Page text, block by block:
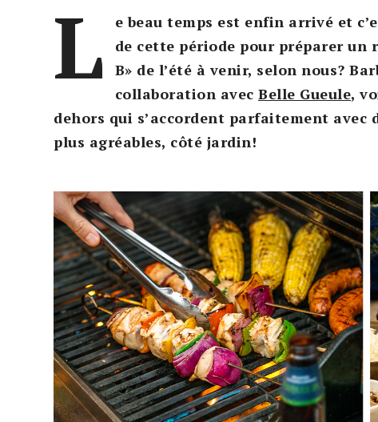
L
e beau temps est enfin arrivé et
de cette période pour préparer un
B» de l’été à venir, selon nous?
collaboration avec Belle Gueule,
dehors qui s’accordent parfaitement avec
plus agréables, côté jardin!